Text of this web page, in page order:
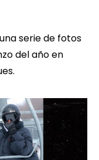
serie de fotos
del año en